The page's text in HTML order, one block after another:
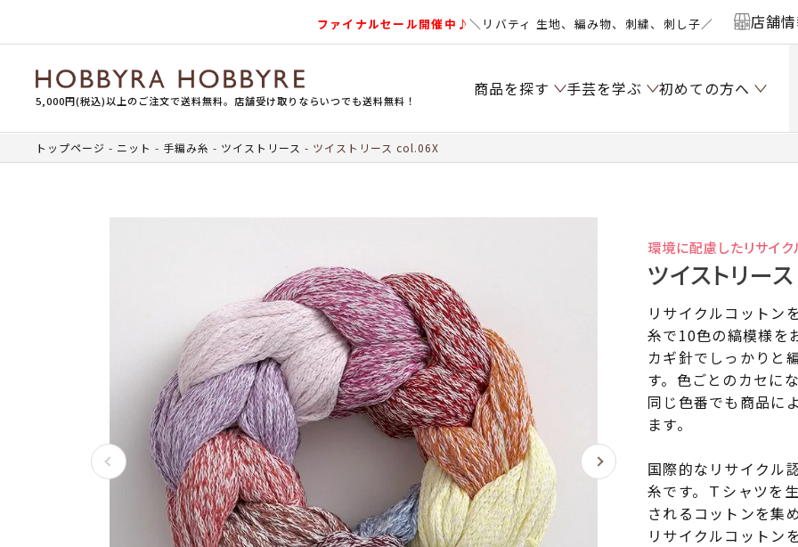
ファイナルセール開催中♪＼リバティ 生地、編み物、刺繍、刺し子／ 店舗
5,000円(税込)以上のご注文で送料無料。店舗受け取りならいつでも送料無料！
商品を探す 手芸を学ぶ 初めての方へ
トップページ ニット 手編み糸 ツイストリース ツイストリース col.06X
環境に配慮したリサイ
ツイストリー
リサイクルコットン
糸で10色の縞模様を
カギ針でしっかりと
す。色ごとのカセに
同じ色番でも商品に
ます。
国際的なリサイクル
糸です。Ｔシャツを
されるコットンを集
リサイクルコットン